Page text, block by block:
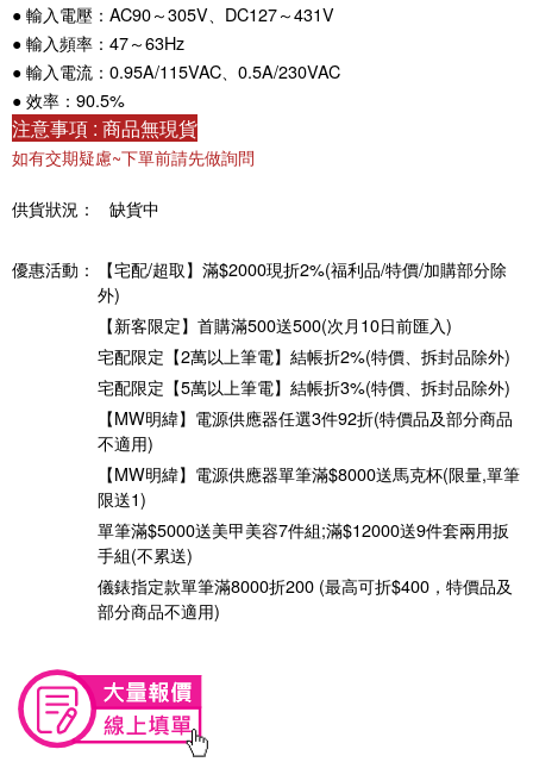
● 輸入電壓：AC90～305V、DC127～431V
● 輸入頻率：47～63Hz
● 輸入電流：0.95A/115VAC、0.5A/230VAC
● 效率：90.5%
注意事項 : 商品無現貨
如有交期疑慮~下單前請先做詢問
供貨狀況： 缺貨中
優惠活動：
【宅配/超取】滿$2000現折2%(福利品/特價/加購部分除
外)
【新客限定】首購滿500送500(次月10日前匯入)
宅配限定【2萬以上筆電】結帳折2%(特價、拆封品除外)
宅配限定【5萬以上筆電】結帳折3%(特價、拆封品除外)
【MW明緯】電源供應器任選3件92折(特價品及部分商品
不適用)
【MW明緯】電源供應器單筆滿$8000送馬克杯(限量,單筆
限送1)
單筆滿$5000送美甲美容7件組;滿$12000送9件套兩用扳
手組(不累送)
儀錶指定款單筆滿8000折200 (最高可折$400，特價品及
部分商品不適用)